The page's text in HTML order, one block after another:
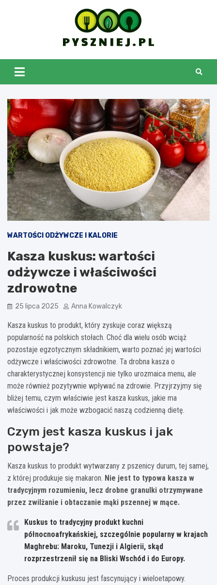
pyszniej.pl
WARTOŚCI ODŻYWCZE I KALORIE
Kasza kuskus: wartości
odżywcze i właściwości
zdrowotne
25 lipca 2025 Anna Kowalczyk
Kasza kuskus to produkt, który zyskuje coraz większą
popularność na polskich stołach. Choć dla wielu osób wciąż
pozostaje egzotycznym składnikiem, warto poznać jej wartości
odżywcze i właściwości zdrowotne. Ta drobna kasza o
charakterystycznej konsystencji nie tylko urozmaica menu, ale
może również pozytywnie wpływać na zdrowie. Przyjrzyjmy się
bliżej temu, czym właściwie jest kasza kuskus, jakie ma
właściwości i jak może wzbogacić naszą codzienną dietę.
Czym jest kasza kuskus i jak
powstaje?
Kasza kuskus to produkt wytwarzany z pszenicy durum, tej samej,
z której produkuje się makaron. Nie jest to typowa kasza w
tradycyjnym rozumieniu, lecz drobne granulki otrzymywane
przez zwilżanie i obtaczanie mąki pszennej w mące.
Kuskus to tradycyjny produkt kuchni
północnoafrykańskiej, szczególnie popularny w krajach
Maghrebu: Maroku, Tunezji i Algierii, skąd
rozprzestrzenił się na Bliski Wschód i do Europy.
Proces produkcji kuskusu jest fascynujący i wieloetapowy.